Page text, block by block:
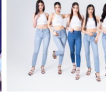
โน่ ภาคิน และ ริชชี่ อรเณศ